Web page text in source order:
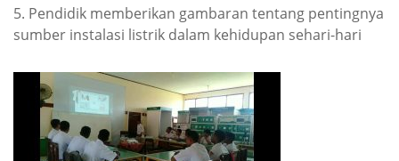
5. Pendidik memberikan gambaran tentang pentingnya
sumber instalasi listrik dalam kehidupan sehari-hari